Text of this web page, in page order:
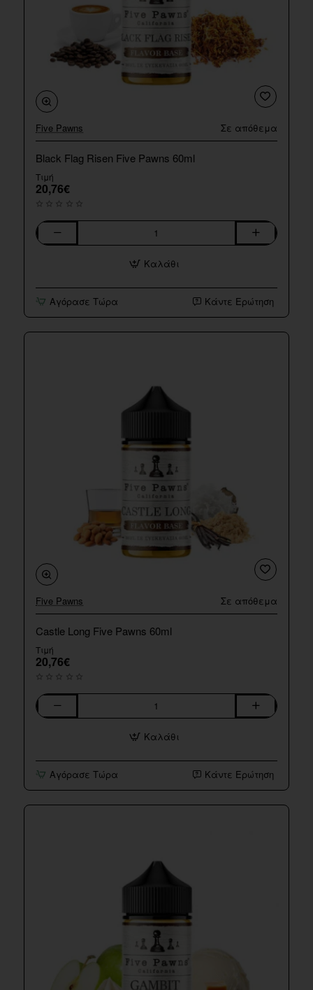
Five Pawns Σε απόθεμα
Black Flag Risen Five Pawns 60ml
Τιμή
20,76€
Black
Pawns
60ml
Καλάθι
Αγόρασε Τώρα Κάντε Ερώτηση
Five Pawns Σε απόθεμα
Castle Long Five Pawns 60ml
Τιμή
20,76€
Castle
60ml
Καλάθι
Αγόρασε Τώρα Κάντε Ερώτηση